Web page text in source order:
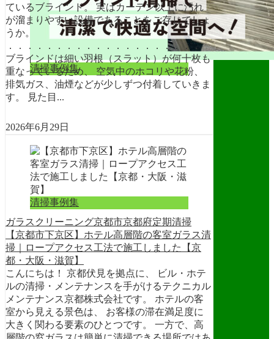
清掃事例集
ているブラインド。 実はカーテン以上に汚れ
が溜まりやすい設備であることをご存じでしょ
うか。
．．．．．．．．．．．．．．．．．．．．
ブラインドは細い羽根（スラット）が何十枚も
重なっているため、 空気中のホコリや花粉、
排気ガス、油煙などが少しずつ付着していきま
す。 見た目...
2026年6月29日
清掃事例集
ガラスクリーニング京都市京都府定期清掃
【京都市下京区】ホテル高層階の客室ガラス清
掃｜ロープアクセス工法で施工しました【京
都・大阪・滋賀】
こんにちは！ 京都伏見を拠点に、 ビル・ホテ
ルの清掃・メンテナンスを手がけるテクニカル
メンテナンス京都株式会社です。 ホテルの客
室から見える景色は、 お客様の滞在満足度に
大きく関わる要素のひとつです。 一方で、高